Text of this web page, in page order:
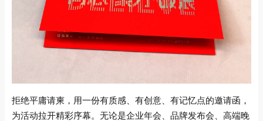
拒绝平庸请柬，用一份有质感、有创意、有记忆点的邀请函，
为活动拉开精彩序幕。无论是企业年会、品牌发布会、高端晚